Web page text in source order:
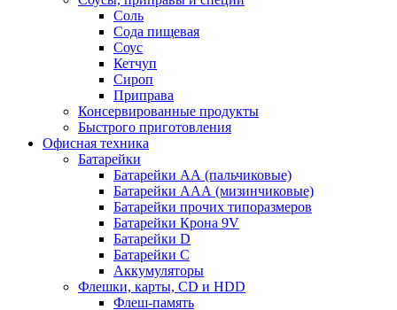
Соль
Сода пищевая
Соус
Кетчуп
Сироп
Приправа
Консервированные продукты
Быстрого приготовления
Офисная техника
Батарейки
Батарейки АА (пальчиковые)
Батарейки ААА (мизинчиковые)
Батарейки прочих типоразмеров
Батарейки Крона 9V
Батарейки D
Батарейки С
Аккумуляторы
Флешки, карты, CD и HDD
Флеш-память